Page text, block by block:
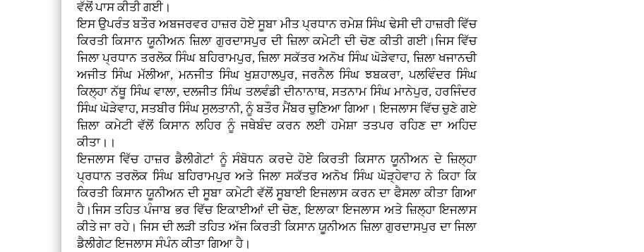
ਵੱਲੋਂ ਪਾਸ ਕੀਤੀ ਗਈ।
ਇਸ ਉਪਰੰਤ ਬਤੌਰ ਅਬਜਰਵਰ ਹਾਜ਼ਰ ਹੋਏ ਸੂਬਾ ਮੀਤ ਪ੍ਰਧਾਨ ਰਮੇਸ਼ ਸਿੰਘ ਢੇਸੀ ਦੀ ਹਾਜ਼ਰੀ ਵਿੱਚ
ਕਿਰਤੀ ਕਿਸਾਨ ਯੂਨੀਅਨ ਜ਼ਿਲਾ ਗੁਰਦਾਸਪੁਰ ਦੀ ਜ਼ਿਲਾ ਕਮੇਟੀ ਦੀ ਚੋਣ ਕੀਤੀ ਗਈ।ਜਿਸ ਵਿੱਚ
ਜਿਲਾ ਪ੍ਰਧਾਨ ਤਰਲੋਕ ਸਿੰਘ ਬਹਿਰਾਮਪੁਰ, ਜ਼ਿਲਾ ਸਕੱਤਰ ਅਨੋਖ ਸਿੰਘ ਘੋੜੇਵਾਹ, ਜ਼ਿਲਾ ਖਜਾਨਚੀ
ਅਜੀਤ ਸਿੰਘ ਮੱਲੀਆ, ਮਨਜੀਤ ਸਿੰਘ ਖੁਸ਼ਹਾਲਪੁਰ, ਜਰਨੈਲ ਸਿੰਘ ਝਬਕਰਾ, ਪਲਵਿੰਦਰ ਸਿੰਘ
ਕਿਲ੍ਹਾ ਨੱਥੂ ਸਿੰਘ ਵਾਲਾ, ਦਲਜੀਤ ਸਿੰਘ ਤਲਵੰਡੀ ਦੀਨਾਨਾਥ, ਸਤਨਾਮ ਸਿੰਘ ਮਾਨੇਪੁਰ, ਹਰਜਿੰਦਰ
ਸਿੰਘ ਘੋੜੇਵਾਹ, ਸਤਬੀਰ ਸਿੰਘ ਸੁਲਤਾਨੀ, ਨੂੰ ਬਤੌਰ ਮੈਂਬਰ ਚੁਣਿਆ ਗਿਆ। ਇਜਲਾਸ ਵਿੱਚ ਚੁਣੇ ਗਏ
ਜ਼ਿਲਾ ਕਮੇਟੀ ਵੱਲੋਂ ਕਿਸਾਨ ਲਹਿਰ ਨੂੰ ਜਥੇਬੰਦ ਕਰਨ ਲਈ ਹਮੇਸ਼ਾ ਤਤਪਰ ਰਹਿਣ ਦਾ ਅਹਿਦ
ਕੀਤਾ।।
ਇਜਲਾਸ ਵਿੱਚ ਹਾਜ਼ਰ ਡੈਲੀਗੇਟਾਂ ਨੂੰ ਸੰਬੋਧਨ ਕਰਦੇ ਹੋਏ ਕਿਰਤੀ ਕਿਸਾਨ ਯੂਨੀਅਨ ਦੇ ਜ਼ਿਲ੍ਹਾ
ਪ੍ਰਧਾਨ ਤਰਲੋਕ ਸਿੰਘ ਬਹਿਰਾਮਪੁਰ ਅਤੇ ਜਿਲਾ ਸਕੱਤਰ ਅਨੋਖ ਸਿੰਘ ਘੋੜ੍ਹੇਵਾਹ ਨੇ ਕਿਹਾ ਕਿ
ਕਿਰਤੀ ਕਿਸਾਨ ਯੂਨੀਅਨ ਦੀ ਸੂਬਾ ਕਮੇਟੀ ਵੱਲੋਂ ਸੂਬਾਈ ਇਜਲਾਸ ਕਰਨ ਦਾ ਫੈਸਲਾ ਕੀਤਾ ਗਿਆ
ਹੈ।ਜਿਸ ਤਹਿਤ ਪੰਜਾਬ ਭਰ ਵਿੱਚ ਇਕਾਈਆਂ ਦੀ ਚੋਣ, ਇਲਾਕਾ ਇਜਲਾਸ ਅਤੇ ਜ਼ਿਲ੍ਹਾ ਇਜਲਾਸ
ਕੀਤੇ ਜਾ ਰਹੇ। ਜਿਸ ਦੀ ਲੜੀ ਤਹਿਤ ਅੱਜ ਕਿਰਤੀ ਕਿਸਾਨ ਯੂਨੀਅਨ ਜ਼ਿਲਾ ਗੁਰਦਾਸਪੁਰ ਦਾ ਜਿਲਾ
ਡੈਲੀਗੇਟ ਇਜਲਾਸ ਸੰਪੰਨ ਕੀਤਾ ਗਿਆ ਹੈ।